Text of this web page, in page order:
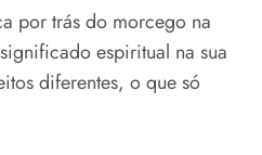
por trás do morcego na
espiritual na sua
diferentes, o que só